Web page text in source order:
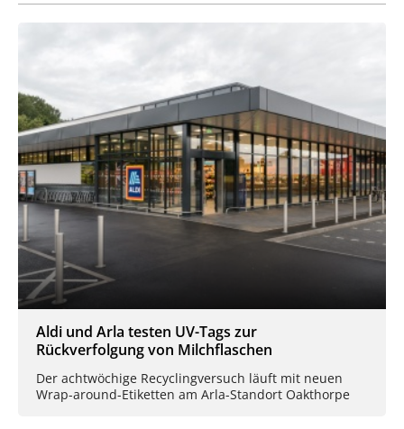
Aldi und Arla testen UV-Tags zur
Rückverfolgung von Milchflaschen
Der achtwöchige Recyclingversuch läuft mit neuen
Wrap-around-Etiketten am Arla-Standort Oakthorpe